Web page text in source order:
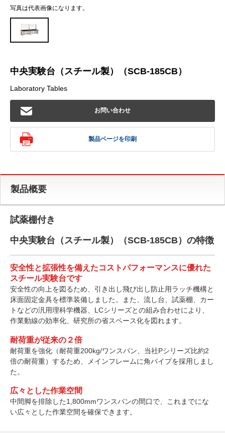
写真は代表画像になります。
中央実験台（スチール製）（SCB-185CB）
Laboratory Tables
お問い合わせ
製品ページを印刷
製品概要
試薬棚付き
中央実験台（スチール製）（SCB-185CB）の特徴
安全性と拡張性を備えたコストパフォーマンスに優れた
スチール実験台です
安全性の向上を図るため、引き出し飛び出し防止用ラッチ機構と
床面固定金具を標準装備しました。また、流し台、試薬棚、カー
トなどの汎用理科学機器、LCシリーズとの組み合わせにより、
作業動線の効率化、研究所の省スペース化を図れます。
耐荷重が従来の２倍
耐荷重を強化（耐荷重200kg/ワンスパン、当社Pシリーズ比約2
倍の耐荷重）するため、メインフレームに角パイプを採用しまし
た。
広々とした作業空間
中間脚を排除した1,800mmワンスパンの間口で、これまでにな
い広々とした作業空間を確保できます。